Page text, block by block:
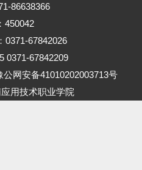
86638366
450042
0371-67842026
0371-67842209
公网安备41010202003713号
用技术职业学院